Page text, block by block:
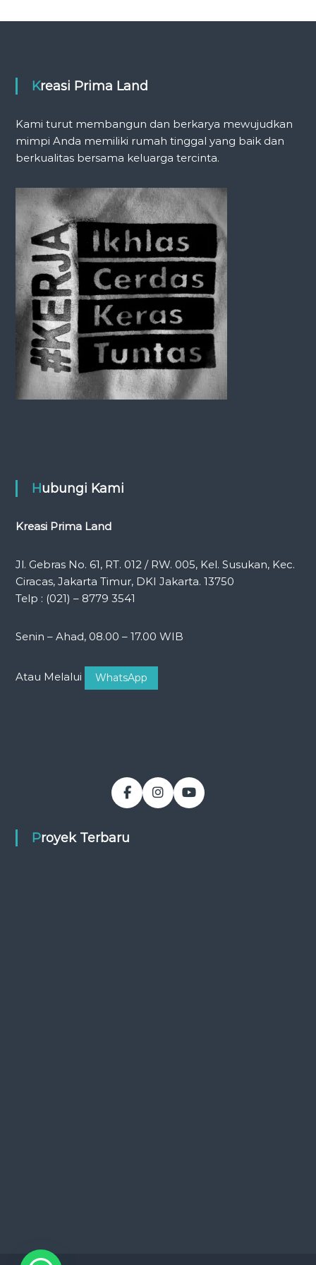
s
n
a
v
a
Kreasi Prima Land
Kami turut membangun dan berkarya mewujudkan
mimpi Anda memiliki rumah tinggal yang baik dan
berkualitas bersama keluarga tercinta.
Hubungi Kami
Kreasi Prima Land
Jl. Gebras No. 61, RT. 012 / RW. 005, Kel. Susukan, Kec.
Ciracas, Jakarta Timur, DKI Jakarta. 13750
Telp : (021) – 8779 3541
Senin – Ahad, 08.00 – 17.00 WIB
Atau Melalui WhatsApp
Proyek Terbaru